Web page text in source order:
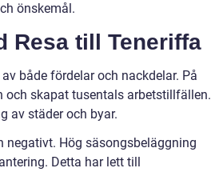
önskemål.
Resa till Teneriffa
både fördelar och nackdelar. På
och skapat tusentals arbetstillfällen.
av städer och byar.
negativt. Hög säsongsbeläggning
Detta har lett till